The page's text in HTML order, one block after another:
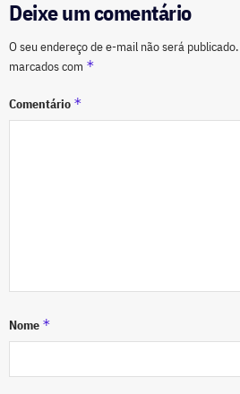
Deixe um comentário
O seu endereço de e-mail não será publicado.
marcados com *
Comentário *
Nome *